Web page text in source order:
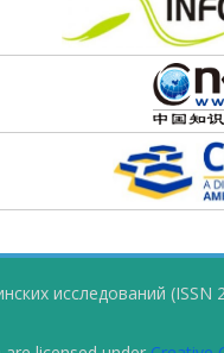
исследований (ISSN